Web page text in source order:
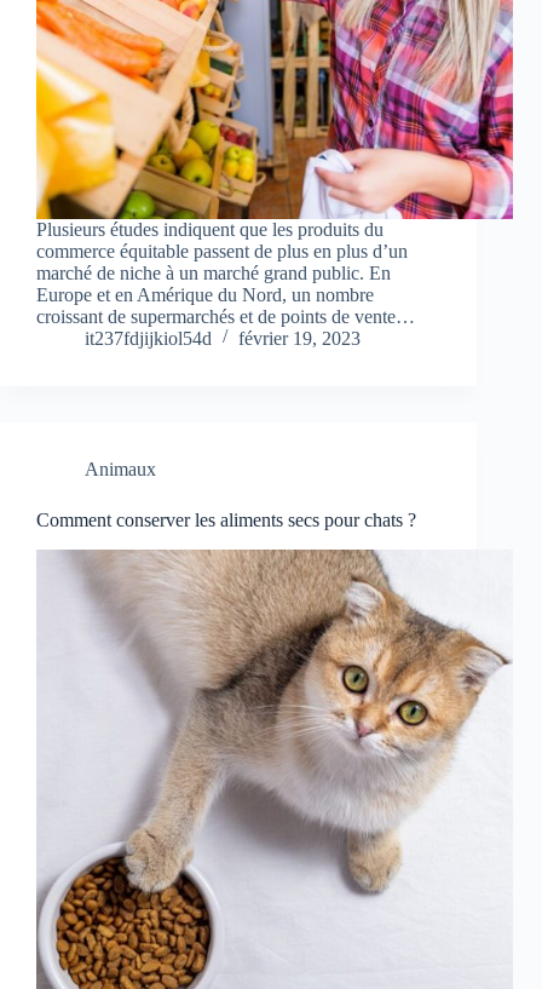
Plusieurs études indiquent que les produits du
commerce équitable passent de plus en plus d’un
marché de niche à un marché grand public. En
Europe et en Amérique du Nord, un nombre
croissant de supermarchés et de points de vente…
it237fdjijkiol54d
février 19, 2023
Animaux
Comment conserver les aliments secs pour chats ?